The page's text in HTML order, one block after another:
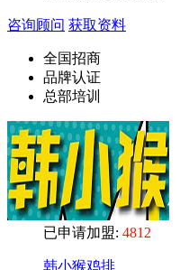
咨询顾问 获取资料
全国招商
品牌认证
总部培训
已申请加盟: 4812
韩小猴鸡排